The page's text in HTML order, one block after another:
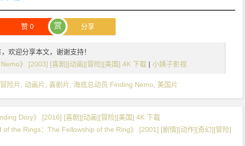
赞 0 赏 分享
欢迎分享本文，谢谢支持！
Nemo》 [2003] [喜剧][动画][冒险][美国] 4K 下载 | 小姨子影视
冒险片 动画片 喜剧片 海底总动员 Finding Nemo 美国片
Dory》 [2016] [喜剧][动画][冒险][美国] 4K 下载
of the Rings：The Fellowship of the Ring》 [2001] [剧情][动作][奇幻][冒险]